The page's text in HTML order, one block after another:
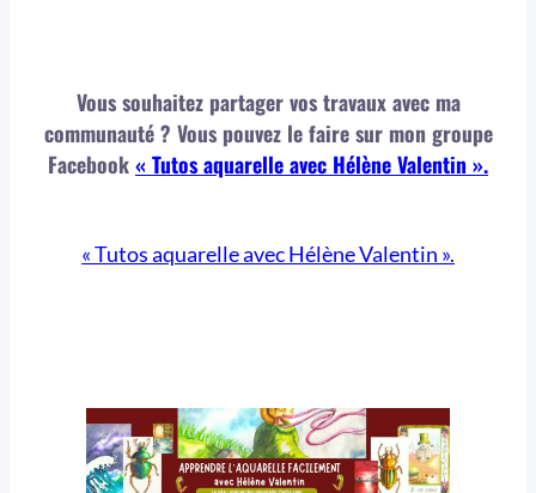
Vous souhaitez partager vos travaux avec ma
communauté ? Vous pouvez le faire sur mon groupe
Facebook« Tutos aquarelle avec Hélène Valentin ».
« Tutos aquarelle avec Hélène Valentin ».